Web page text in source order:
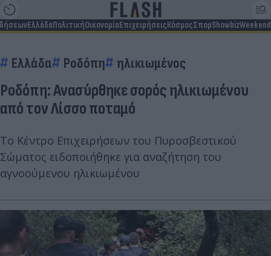
ΕλλάδαΠολιτικήΟικονομίαΕπιχειρήσειςΚόσμοςΣπορShowbizWeekend
Ελλάδα Ροδόπη ηλικιωμένος
Ροδόπη: Ανασύρθηκε σορός ηλικιωμένου
από τον Λίσσο ποταμό
Το Κέντρο Επιχειρήσεων του Πυροσβεστικού
Σώματος ειδοποιήθηκε για αναζήτηση του
αγνοούμενου ηλικιωμένου